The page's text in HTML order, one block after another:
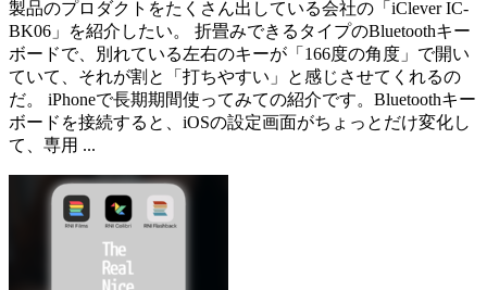
製品のプロダクトをたくさん出している会社の「iClever IC-
BK06」を紹介したい。 折畳みできるタイプのBluetoothキー
ボードで、別れている左右のキーが「166度の角度」で開い
ていて、それが割と「打ちやすい」と感じさせてくれるの
だ。 iPhoneで長期期間使ってみての紹介です。Bluetoothキー
ボードを接続すると、iOSの設定画面がちょっとだけ変化し
て、専用 ...